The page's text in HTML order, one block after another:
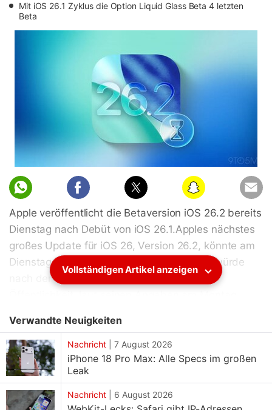
Mit iOS 26.1 Zyklus die Option Liquid Glass Beta 4 letzten
Beta
Apple veröffentlicht die Betaversion iOS 26.2 bereits
Dienstag nach Debüt von iOS 26.1.Apples nächstes
großes Update für iOS 26, Version 26.2, könnte am
Dienstag als Betaversion erscheinen. Dies würde
nach der Veröffentlichung von iOS 26.1 für
veröffentlicht werden, keine Verzögerungen in
letzter Minute. Mit iOS 26.1 das Unternehmen neue
Option namens Getönt für Liquid Lesbarkeit
verbesserte, jedoch Ästhetik Ansonsten blieb es ein
relativ kleines Update.
Vollständigen Artikel anzeigen
Verwandte Neuigkeiten
Nachricht 7 August 2026
iPhone 18 Pro Max: Alle Specs im großen
Leak
Nachricht 6 August 2026